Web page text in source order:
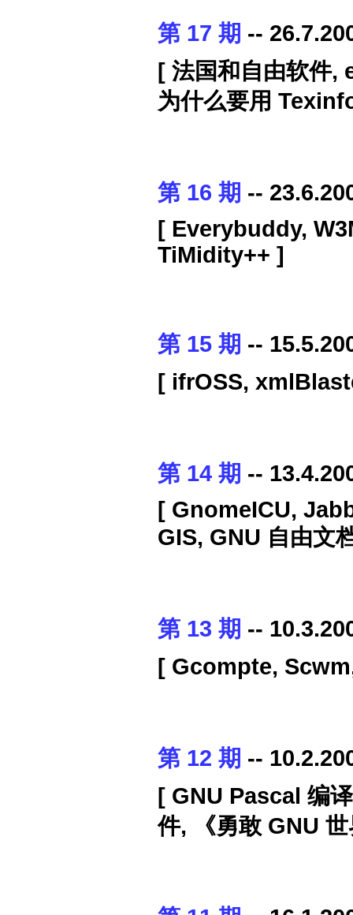
第 17 期 --
[ 法国和自由软件,
为什么要用
第 16 期 --
[ Everybuddy,
TiMidity++ ]
第 15 期 --
[ ifrOSS,
第 14 期 --
[ GnomeICU,
GIS, GNU 自由文
第 13 期 --
[ Gcompte,
第 12 期 --
[ GNU Pascal 编
件, 《勇敢 GNU